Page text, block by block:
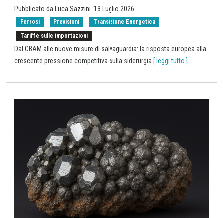
Pubblicato da Luca Sazzini 13 Luglio 2026
Ferrosi Previsioni Transizione Energetica
Tariffe sulle importazioni
Dal CBAM alle nuove misure di salvaguardia: la risposta europea alla
crescente pressione competitiva sulla siderurgia [ leggi tutto ]